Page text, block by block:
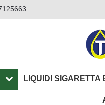
LIQUIDI SIGARETTA